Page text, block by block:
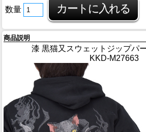
数量
商品説明
漆 黒猫又スウェットジップパ
KKD-M27663